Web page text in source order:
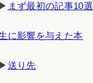
まず最初の記事10選
に影響を与えた本
送り先